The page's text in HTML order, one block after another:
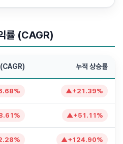
률 (CAGR)
누적 상승률
% ▲+21.39%
% ▲+51.11 %
% ▲+ 124.90%